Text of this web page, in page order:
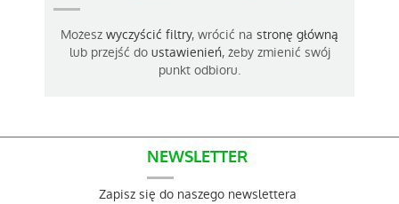
Możesz wyczyścić filtry, wrócić na stronę główną
lub przejść do ustawienień, żeby zmienić swój
punkt odbioru.
NEWSLETTER
Zapisz się do naszego newslettera